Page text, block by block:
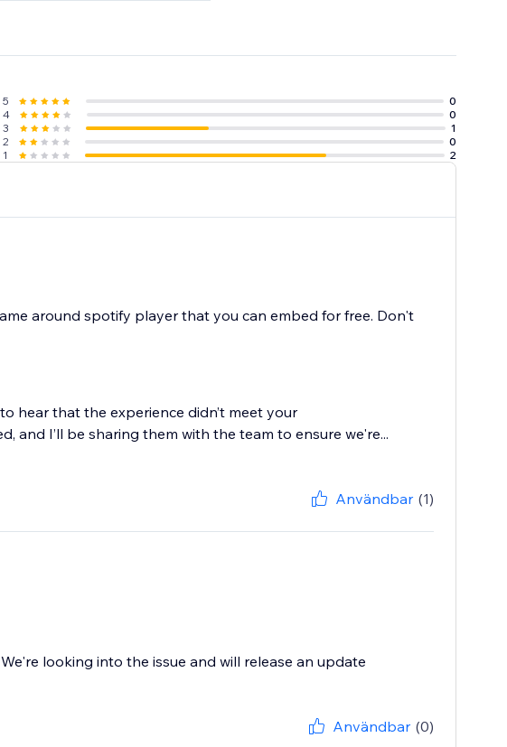
5
0
4
0
3
1
2
0
1
2
around spotify player that you can embed for free. Don't
hear that the experience didn’t meet your
and I’ll be sharing them with the team to ensure we're...
Användbar (1)
looking into the issue and will release an update
Användbar (0)